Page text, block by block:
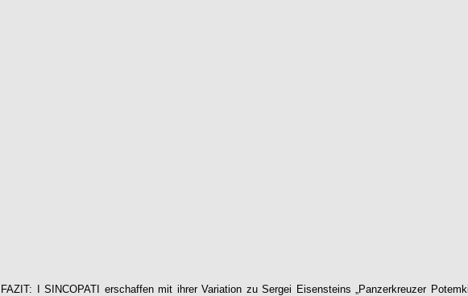
FAZIT: I SINCOPATI erschaffen mit ihrer Variation zu Sergei Eisensteins „Panzerkreuzer